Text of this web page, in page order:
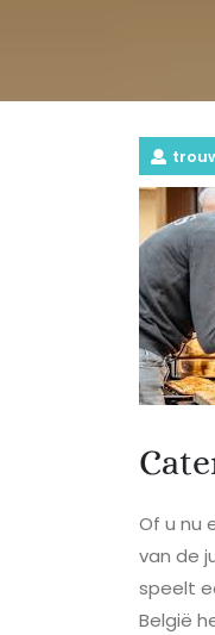
Of u nu
van de
speelt
België